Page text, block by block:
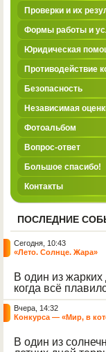
Проверки и их
Формы работы и
Юридическая
Противодействие
Безопасность
Независимая
Фотоальбом
Вопрос-ответ
Большое спасибо!
Контакты
ПОСЛЕДНИЕ
Сегодня, 10:43
«Лето. Солнце. Жара»
В один из жарких
когда всё
зноя,
центра
смехом, музыкой
духотища не
Вчера, 14:32
Конкурса — «Мир, в
В один из